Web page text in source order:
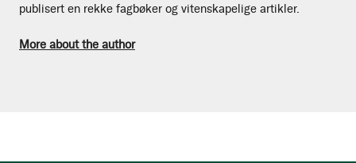
publisert en rekke fagbøker og vitenskapelige artikler.
More about the author